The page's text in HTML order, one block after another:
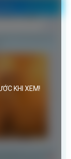
KHI XEM!